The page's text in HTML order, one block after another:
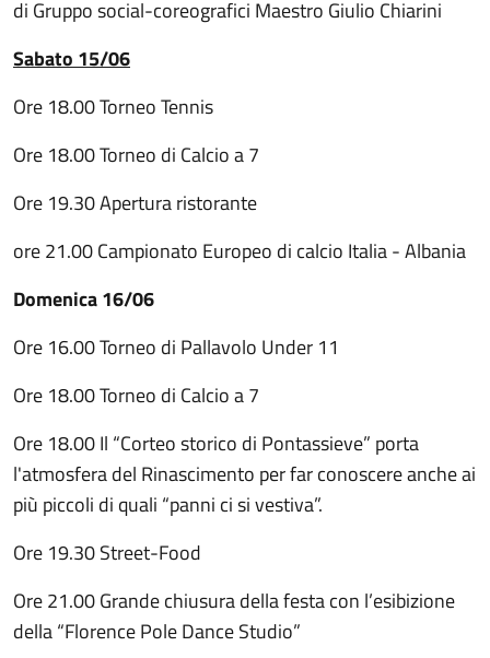
di Gruppo social-coreografici Maestro Giulio Chiarini
Sabato 15/06
Ore 18.00 Torneo Tennis
Ore 18.00 Torneo di Calcio a 7
Ore 19.30 Apertura ristorante
ore 21.00 Campionato Europeo di calcio Italia - Albania
Domenica 16/06
Ore 16.00 Torneo di Pallavolo Under 11
Ore 18.00 Torneo di Calcio a 7
Ore 18.00 Il “Corteo storico di Pontassieve” porta
l'atmosfera del Rinascimento per far conoscere anche ai
più piccoli di quali “panni ci si vestiva”.
Ore 19.30 Street-Food
Ore 21.00 Grande chiusura della festa con l’esibizione
della “Florence Pole Dance Studio”